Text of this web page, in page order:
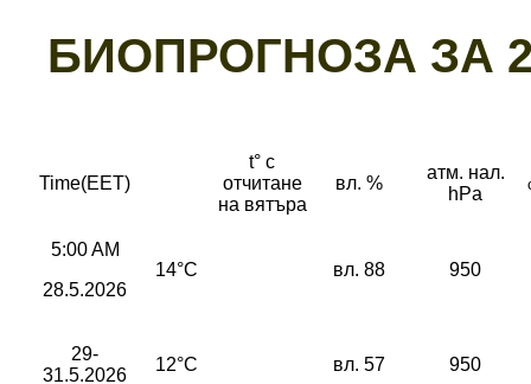
БИОПРОГНОЗА ЗА
Time(EET)
t° с
отчитане
на вятъра
вл. %
атм. нал.
hPa
5:00 AM
28.5.2026
14°C вл. 88 950
29-
31.5.2026
12°C вл. 57 950